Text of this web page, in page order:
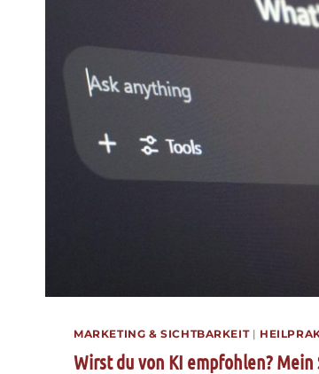
MARKETING & SICHTBARKEIT|
Wirst du von KI empfohlen?